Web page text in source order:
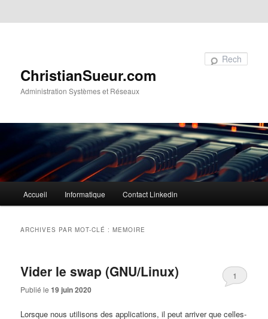
ChristianSueur.com
Administration Systèmes et Réseaux
principalAccueil Informatique Contact Linkedin
ARCHIVES PAR MOT-CLÉ :MEMOIRE
Vider le swap (GNU/Linux)
Publié le19 juin 2020
1
Lorsque nous utilisons des applications, il peut arriver que celles-